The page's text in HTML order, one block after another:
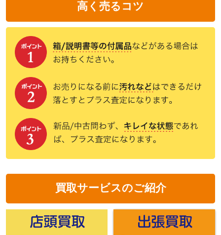
高く売るコツ
買取サービスのご紹介